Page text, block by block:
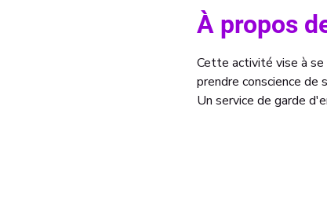
À propos
Cette activité vise à
prendre conscience
Un service de garde